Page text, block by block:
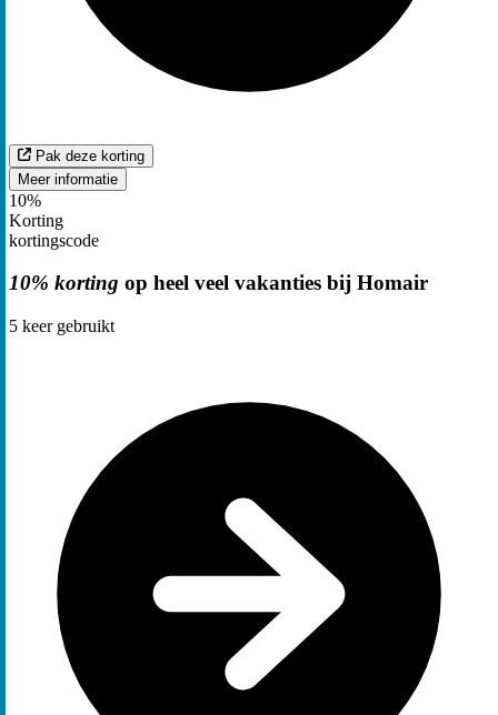
Pak deze korting
Meer informatie
10%
Korting
kortingscode
10% korting op heel veel vakanties bij Homair
5 keer gebruikt